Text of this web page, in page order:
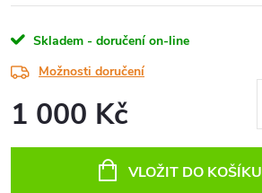
Skladem - doručení on-line
Možnosti doručení
1 000 Kč
VLOŽIT DO KOŠÍKU